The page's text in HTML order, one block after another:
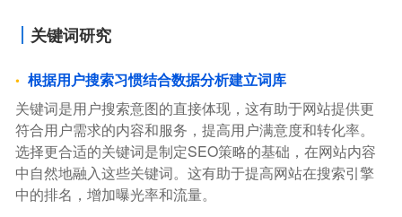
关键词研究
根据用户搜索习惯结合数据分析建立词库
关键词是用户搜索意图的直接体现，这有助于网站提供更
符合用户需求的内容和服务，提高用户满意度和转化率。
选择更合适的关键词是制定SEO策略的基础，在网站内容
中自然地融入这些关键词。这有助于提高网站在搜索引擎
中的排名，增加曝光率和流量。